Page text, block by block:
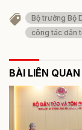
Bộ trưởng Bộ
công tác dân
BÀI LIÊN QUAN